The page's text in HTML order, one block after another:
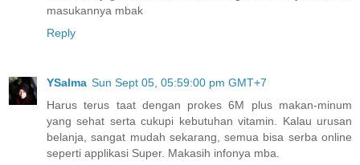
masukannya mbak
Reply
YSalma Sun Sept 05, 05:59:00 pm GMT+7
Harus terus taat dengan prokes 6M plus makan-minum
yang sehat serta cukupi kebutuhan vitamin. Kalau urusan
belanja, sangat mudah sekarang, semua bisa serba online
seperti applikasi Super. Makasih infonya mba.